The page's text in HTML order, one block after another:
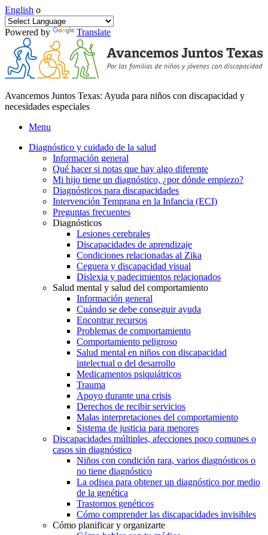
English o
Powered by Translate
Avancemos Juntos Texas: Ayuda para niños con discapacidad y
necesidades especiales
Menu
Diagnóstico y cuidado de la salud
Información general
Qué hacer si notas que hay algo diferente
Mi hijo tiene un diagnóstico, ¿por dónde empiezo?
Diagnósticos para discapacidades
Intervención Temprana en la Infancia (ECI)
Preguntas frecuentes
Diagnósticos
Lesiones cerebrales
Discapacidades de aprendizaje
Condiciones relacionadas al Zika
Ceguera y discapacidad visual
Dislexia y padecimientos relacionados
Salud mental y salud del comportamiento
Información general
Cuándo se debe conseguir ayuda
Encontrar recursos
Problemas de comportamiento
Comportamiento peligroso
Salud mental en niños con discapacidad
intelectual o del desarrollo
Medicamentos psiquiátricos
Trauma
Apoyo durante una crisis
Derechos de recibir servicios
Malas interpretaciones del comportamiento
Sistema de justicia para menores
Discapacidades múltiples, afecciones poco comunes o
casos sin diagnóstico
Niños con condición rara, varios diagnósticos o
no tiene diagnóstico
La odisea para obtener un diagnóstico por medio
de la genética
Trastornos genéticos
Cómo comprender las discapacidades invisibles
Cómo planificar y organizarte